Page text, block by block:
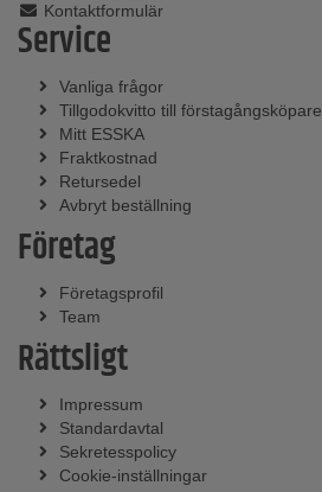
Kontaktformulär
Service
Vanliga frågor
Tillgodokvitto till förstagångsköpare
Mitt ESSKA
Fraktkostnad
Retursedel
Avbryt beställning
Företag
Företagsprofil
Team
Rättsligt
Impressum
Standardavtal
Sekretesspolicy
Cookie-inställningar